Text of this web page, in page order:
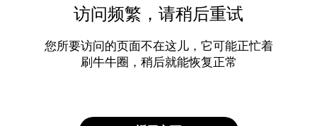
访问频繁，请稍后重试
您所要访问的页面不在这儿，它可能正忙着
刷牛牛圈，稍后就能恢复正常